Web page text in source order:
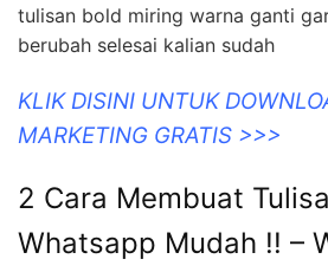
tulisan bold miring warna ganti
berubah selesai kalian sudah
KLIK DISINI UNTUK
MARKETING GRATIS >>>
2 Cara Membuat
Whatsapp Mudah !! –